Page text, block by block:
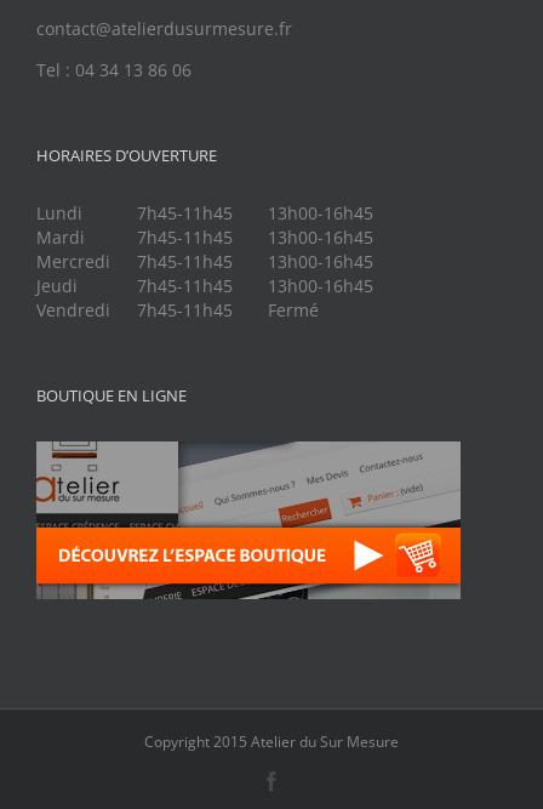
contact@atelierdusurmesure.fr
Tel : 04 34 13 86 06
HORAIRES D’OUVERTURE
Lundi 7h45-11h45
13h00-16h45
Mardi
7h45-11h45
13h00-16h45
Mercredi
7h45-11h45
13h00-16h45
Jeudi
7h45-11h45
13h00-16h45
Vendredi
7h45-11h45 Fermé
BOUTIQUE EN LIGNE
Copyright 2015 Atelier du Sur Mesure